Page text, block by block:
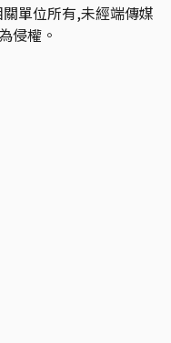
關單位所有,未經端傳媒
侵權。